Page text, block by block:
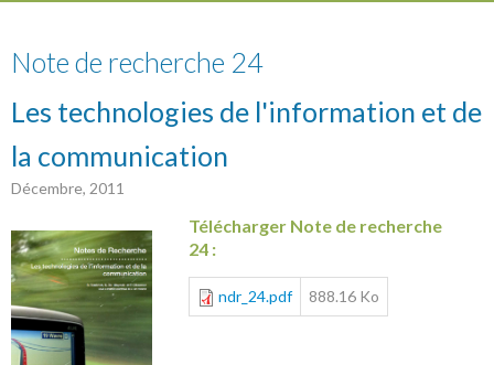
Note de recherche 24
Les technologies de l'information et de
la communication
Décembre, 2011
Télécharger Note de recherche
24 :
ndr_24.pdf 888.16 Ko